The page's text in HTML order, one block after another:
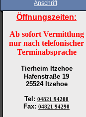
Anschrift
Öffnungszeiten:
Ab sofort Vermittlung
nur nach telefonischer
Terminabsprache
Tierheim Itzehoe
Hafenstraße 19
25524 Itzehoe
Tel : 04821 94200
Fax: 04821 94290